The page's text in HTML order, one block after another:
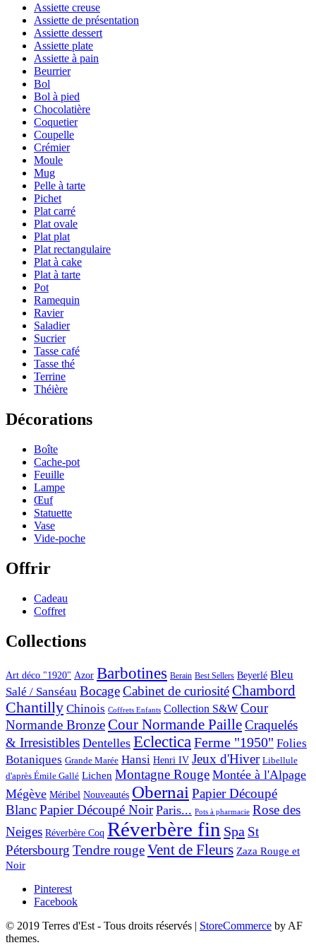
Assiette creuse
Assiette de présentation
Assiette dessert
Assiette plate
Assiette à pain
Beurrier
Bol
Bol à pied
Chocolatière
Coquetier
Coupelle
Crémier
Moule
Mug
Pelle à tarte
Pichet
Plat carré
Plat ovale
Plat plat
Plat rectangulaire
Plat à cake
Plat à tarte
Pot
Ramequin
Ravier
Saladier
Sucrier
Tasse café
Tasse thé
Terrine
Théière
Décorations
Boîte
Cache-pot
Feuille
Lampe
Œuf
Statuette
Vase
Vide-poche
Offrir
Cadeau
Coffret
Collections
Art déco "1920" Azor Barbotines Berain Best Sellers Beyerlé Bleu
Salé / Sanséau BocageCabinet de curiositéChambord
Chantilly Chinois Coffrets Enfants Collection S&W Cour
Normande BronzeCour Normande PailleCraquelés
& Irresistibles Dentelles EclecticaFerme "1950" Folies
Botaniques Grande Marée Hansi Henri IV Jeux d'Hiver Libellule
d'après Émile Gallé Lichen Montagne Rouge Montée à l'Alpage
Mégève Méribel Nouveautés ObernaiPapier Découpé
BlancPapier Découpé Noir Paris... Pots à pharmacie Rose des
Neiges Réverbère Coq Réverbère fin Spa St
Pétersbourg Tendre rougeVent de Fleurs Zaza Rouge et
Noir
Pinterest
Facebook
© 2019 Terres d'Est - Tous droits réservés
StoreCommerce by AF
themes.